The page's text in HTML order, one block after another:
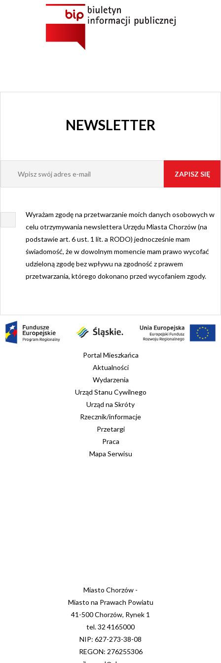
NEWSLETTER
Wyrażam zgodę na przetwarzanie moich danych osobowych w
celu otrzymywania newslettera Urzędu Miasta Chorzów (na
podstawie art. 6 ust. 1 lit. a RODO) jednocześnie mam
świadomość, że w dowolnym momencie mam prawo wycofać
udzieloną zgodę bez wpływu na zgodność z prawem
przetwarzania, którego dokonano przed wycofaniem zgody.
Portal Mieszkańca
Aktualności
Wydarzenia
Urząd Stanu Cywilnego
Urząd na Skróty
Rzecznik/informacje
Przetargi
Praca
Mapa Serwisu
Miasto Chorzów -
Miasto na Prawach Powiatu
41-500 Chorzów, Rynek 1
tel. 32 4165000
NIP: 627-273-38-08
REGON: 276255306